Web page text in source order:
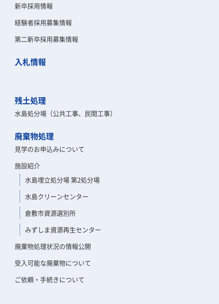
新卒採用情報
経験者採用募集情報
第二新卒採用募集情報
入札情報
残土処理
水島処分場（公共工事、民間工事）
廃棄物処理
見学のお申込みについて
施設紹介
水島埋立処分場 第2処分場
水島クリーンセンター
倉敷市資源選別所
みずしま資源再生センター
廃棄物処理状況の情報公開
受入可能な廃棄物について
ご依頼・手続きについて